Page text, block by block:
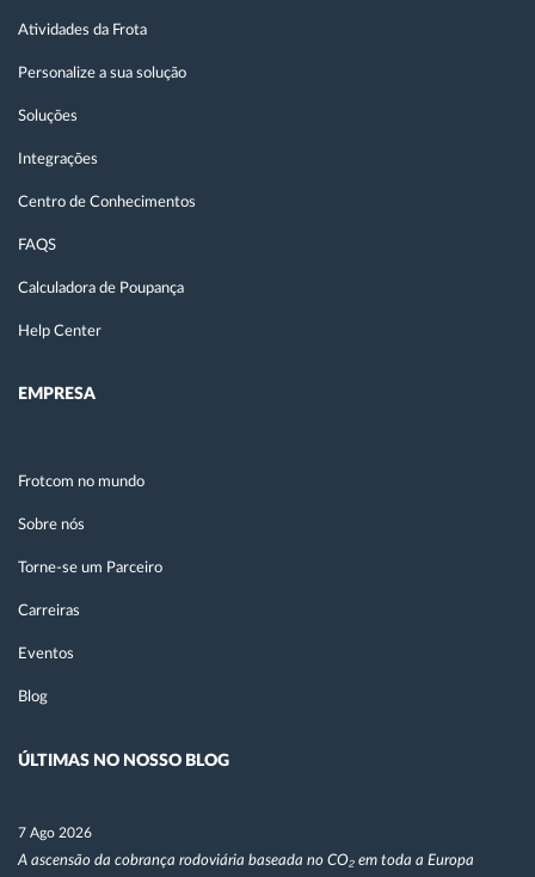
Atividades da Frota
Personalize a sua solução
Soluções
Integrações
Centro de Conhecimentos
FAQS
Calculadora de Poupança
Help Center
EMPRESA
Frotcom no mundo
Sobre nós
Torne-se um Parceiro
Carreiras
Eventos
Blog
ÚLTIMAS NO NOSSO BLOG
7 Ago 2026
A ascensão da cobrança rodoviária baseada no CO₂ em toda a Europa